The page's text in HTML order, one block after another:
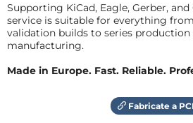
Supporting KiCad, Eagle, Gerber,
service is suitable for everything
validation builds to series
manufacturing.
Made in Europe. Fast. Reliable.
Fabricate a